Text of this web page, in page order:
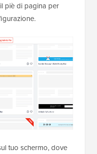
piè di pagina per
tuo schermo, dove